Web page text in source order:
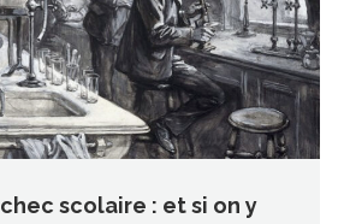
scolaire : et si on y